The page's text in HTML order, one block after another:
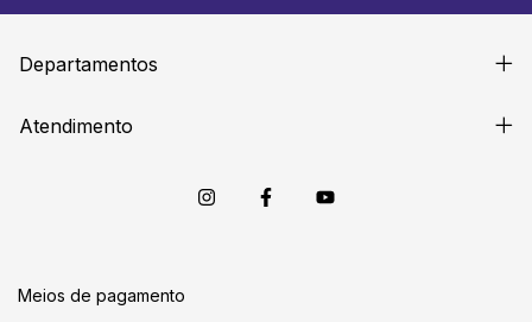
Departamentos
Atendimento
Meios de pagamento